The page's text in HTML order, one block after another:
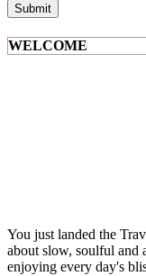
WELCOME
You just landed the
about slow, soulful and
enjoying every day's